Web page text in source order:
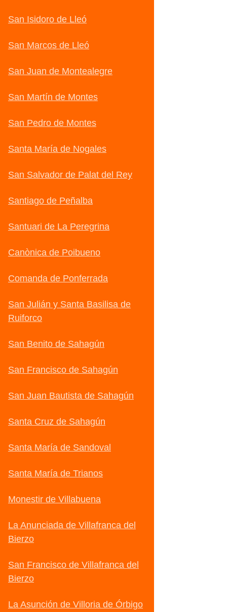
San Isidoro de Lleó
San Marcos de Lleó
San Juan de Montealegre
San Martín de Montes
San Pedro de Montes
Santa María de Nogales
San Salvador de Palat del Rey
Santiago de Peñalba
Santuari de La Peregrina
Canònica de Poibueno
Comanda de Ponferrada
San Julián y Santa Basilisa de
Ruiforco
San Benito de Sahagún
San Francisco de Sahagún
San Juan Bautista de Sahagún
Santa Cruz de Sahagún
Santa María de Sandoval
Santa María de Trianos
Monestir de Villabuena
La Anunciada de Villafranca del
Bierzo
San Francisco de Villafranca del
Bierzo
La Asunción de Villoria de Órbigo